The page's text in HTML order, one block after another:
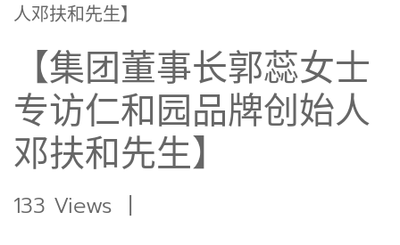
人邓扶和先生】
【集团董事长郭蕊女士
专访仁和园品牌创始人
邓扶和先生】
133 Views |